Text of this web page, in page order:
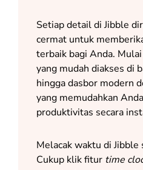
Setiap detail di Jibble
cermat untuk
terbaik bagi Anda.
yang mudah diakses di
hingga dasbor modern
yang memudahkan
produktivitas secara
Melacak waktu di
Cukup klik fitur time